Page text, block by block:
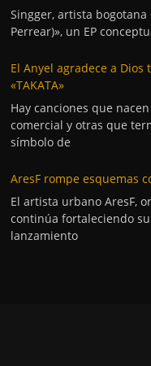
Singger, artista bogotana
Perrear)», un EP
El Anyel agradece a
«TAKATA»
Hay canciones que
comercial y otras que
símbolo de
AresF rompe esquemas
El artista urbano AresF,
continúa fortaleciendo
lanzamiento